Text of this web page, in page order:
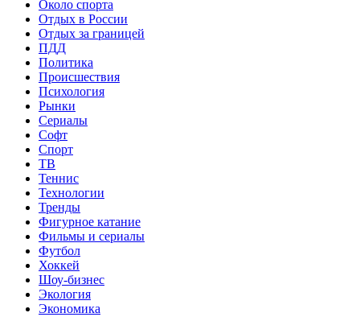
Около спорта
Отдых в России
Отдых за границей
ПДД
Политика
Происшествия
Психология
Рынки
Сериалы
Софт
Спорт
ТВ
Теннис
Технологии
Тренды
Фигурное катание
Фильмы и сериалы
Футбол
Хоккей
Шоу-бизнес
Экология
Экономика